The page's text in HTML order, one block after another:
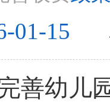
01-15
善幼儿